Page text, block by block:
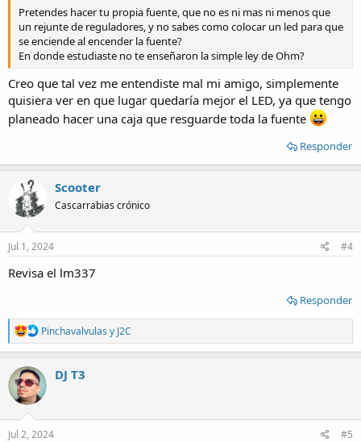
Pretendes hacer tu propia fuente, que no es ni mas ni menos que
un rejunte de reguladores, y no sabes como colocar un led para que
se enciende al encender la fuente?
En donde estudiaste no te enseñaron la simple ley de Ohm?
Creo que tal vez me entendiste mal mi amigo, simplemente
quisiera ver en que lugar quedaría mejor el LED, ya que tengo
planeado hacer una caja que resguarde toda la fuente
Responder
Scooter
Cascarrabias crónico
Jul 1, 2024 #4
Revisa el lm337
Responder
R
e
a
t
i
n
s
Pinchavalvulas y J2C
DJ T3
Jul 2, 2024 #5